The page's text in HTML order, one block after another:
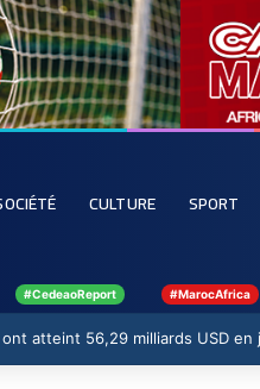
CULTURE SPORT
#CedeaoReport #MarocAfrica
atteint 56,29 milliards USD en